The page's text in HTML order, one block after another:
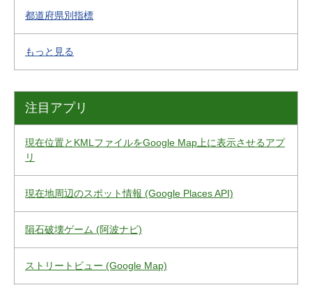
都道府県別指標
もっと見る
注目アプリ
現在位置とKMLファイルをGoogle Map上に表示させるアプ
リ
現在地周辺のスポット情報 (Google Places API)
隕石破壊ゲーム (阿波ナビ)
ストリートビュー (Google Map)